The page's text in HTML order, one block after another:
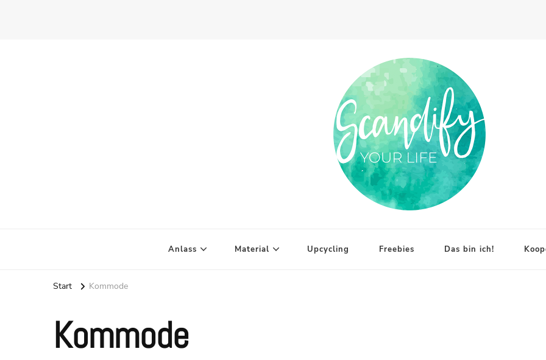
Anlass Material Upcycling Freebies Das bin ich!
Start Kommode
Kommode